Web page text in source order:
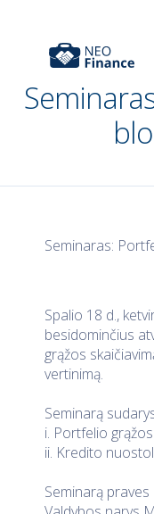
Seminaras:
Spalio 18 d.,
besidominčius
grąžos
vertinimą.
Seminarą
i. Portfelio
ii. Kredito
Seminarą